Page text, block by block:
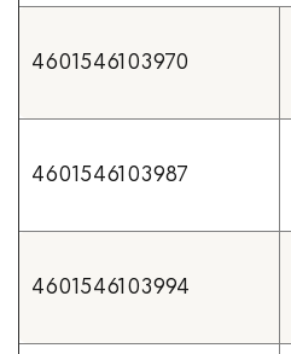
4601546103970
4601546103987
4601546103994